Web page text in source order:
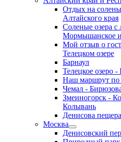
Отдых на
Алтайского края
Соленые озера с
Мормышанское и
Мой отзыв о
Телецком озере
Барнаул
Телецкое озеро -
Наш маршрут по
Чемал -
Змеиногорск -
Колывань
Денисова
Москва
Денисовский